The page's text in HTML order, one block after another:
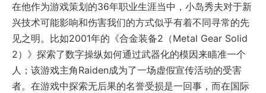
在他作为游戏策划的36年职业生涯当中，小岛秀夫对于新
兴技术可能影响和伤害我们的方式似乎有着不同寻常的先
见之明。比如2001年的《合金装备2（Metal Gear Solid
2）》探索了数字操纵如何通过武器化的模因来瞄准一个
人；该游戏主角Raiden成为了一场虚假宣传活动的受害
者。在游戏中探索无后果的名誉受损是一回事，而在国际